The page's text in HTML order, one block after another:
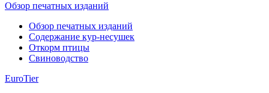
Обзор печатных изданий
Обзор печатных изданий
Содержание кур-несушек
Откорм птицы
Свиноводство
EuroTier